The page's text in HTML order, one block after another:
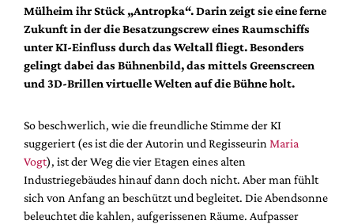
Leseproben
Podcast
Service
Shop / Abo
Newsletter
Redaktion
Autor:innen
Partner
Mediadaten
Mülheim ihr Stück „Antropka“. Darin zeigt sie eine ferne
Zukunft in der die Besatzungscrew eines Raumschiffs
unter KI-Einfluss durch das Weltall fliegt. Besonders
gelingt dabei das Bühnenbild, das mittels Greenscreen
und 3D-Brillen virtuelle Welten auf die Bühne holt.
So beschwerlich, wie die freundliche Stimme der KI
suggeriert (es ist die der Autorin und Regisseurin Maria
Vogt), ist der Weg die vier Etagen eines alten
Industriegebäudes hinauf dann doch nicht. Aber man fühlt
sich von Anfang an beschützt und begleitet. Die Abendsonne
beleuchtet die kahlen, aufgerissenen Räume. Aufpasser